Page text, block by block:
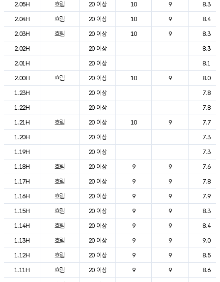
2.05H
흐림 20 이상 10 9
8.3
2.04H
흐림 20 이상 10 9
8.4
2.03H
흐림 20 이상 10 9
8.3
2.02H
20 이상
8.3
2.01H
20 이상
8.1
2.00H
흐림 20 이상 10 9
8.0
1.23H
20 이상
7.8
1.22H
20 이상
7.8
1.21H
흐림 20 이상 10 9
7.7
1.20H
20 이상
7.3
1.19H
20 이상
7.3
1.18H
흐림 20 이상 9 9
7.6
1.17H
흐림 20 이상 9 9
7.8
1.16H
흐림 20 이상 9 9
7.9
1.15H
흐림 20 이상 9 9
8.3
1.14H
흐림 20 이상 9 9
8.4
1.13H
흐림 20 이상 9 9
9.0
1.12H
흐림 20 이상 9 9
8.5
1.11H
흐림 20 이상 9 9
8.6